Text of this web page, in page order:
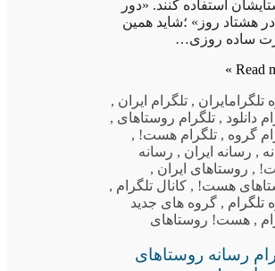
استفاده کنند. «دور
در هشتاد روز» ؛شاید همین
ساده روزی…
Read
تلگرامایران , تلگرام ایران ,
دانلود , تلگرام روستاهای ,
گروه , تلگرام هست! ,
, رسانه ایران , رسانه
, روستاهای ایران ,
هست! , کانال تلگرام ,
تلگرام , گروه های جدید
, هست! روستاهای
رسانه روستاهای